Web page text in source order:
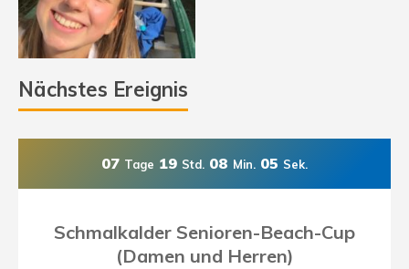
Nächstes Ereignis
07 Tage 19 Std. 08 Min. 04 Sek.
Schmalkalder Senioren-Beach-Cup
(Damen und Herren)